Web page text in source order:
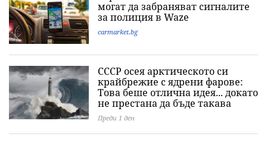
могат да забраняват сигналите
за полиция в Waze
carmarket.bg
СССР осея арктическото си
крайбрежие с ядрени фарове:
Това беше отлична идея... докато
не престана да бъде такава
Преди 1 ден